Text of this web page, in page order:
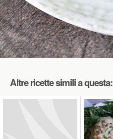
Altre ricette simili a questa: